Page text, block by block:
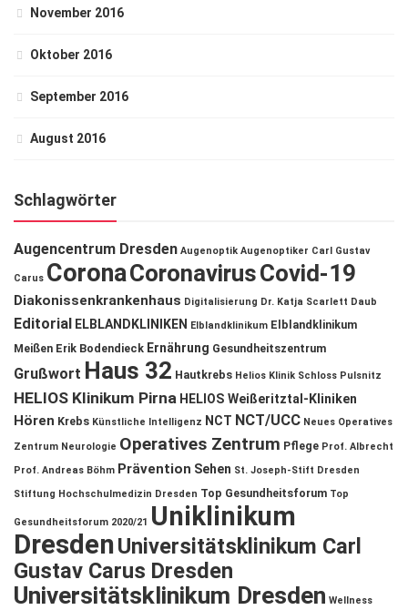
November 2016
Oktober 2016
September 2016
August 2016
Schlagwörter
Augencentrum Dresden Augenoptik Augenoptiker Carl Gustav
Carus CoronaCoronavirusCovid-19
Diakonissenkrankenhaus Digitalisierung Dr. Katja Scarlett Daub
Editorial ELBLANDKLINIKEN Elblandklinikum Elblandklinikum
Meißen Erik Bodendieck Ernährung Gesundheitszentrum
Grußwort Haus 32 Hautkrebs Helios Klinik Schloss Pulsnitz
HELIOS Klinikum Pirna HELIOS Weißeritztal-Kliniken
Hören Krebs Künstliche Intelligenz NCT NCT/UCC Neues Operatives
Zentrum Neurologie Operatives Zentrum Pflege Prof. Albrecht
Prof. Andreas Böhm Prävention Sehen St. Joseph-Stift Dresden
Stiftung Hochschulmedizin Dresden Top Gesundheitsforum Top
Gesundheitsforum 2020/21 Uniklinikum
DresdenUniversitätsklinikum Carl
Gustav Carus Dresden
Universitätsklinikum Dresden Wellness